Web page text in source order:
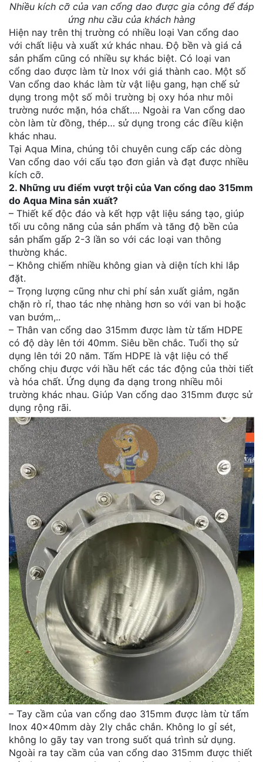
Nhiều kích cỡ của van cổng dao được gia công để đáp
ứng nhu cầu của khách hàng
Hiện nay trên thị trường có nhiều loại Van cổng dao
với chất liệu và xuất xứ khác nhau. Độ bền và giá cả
sản phẩm cũng có nhiều sự khác biệt. Có loại van
cổng dao được làm từ Inox với giá thành cao. Một số
Van cổng dao khác làm từ vật liệu gang, hạn chế sử
dụng trong một số môi trường bị oxy hóa như môi
trường nước mặn, hóa chất…. Ngoài ra Van cổng dao
còn làm từ đồng, thép… sử dụng trong các điều kiện
khác nhau.
Tại Aqua Mina, chúng tôi chuyên cung cấp các dòng
Van cổng dao với cấu tạo đơn giản và đạt được nhiều
kích cỡ.
2. Những ưu điểm vượt trội của Van cổng dao 315mm
do Aqua Mina sản xuất?
– Thiết kế độc đáo và kết hợp vật liệu sáng tạo, giúp
tối ưu công năng của sản phẩm và tăng độ bền của
sản phẩm gấp 2-3 lần so với các loại van thông
thường khác.
– Không chiếm nhiều không gian và diện tích khi lắp
đặt.
– Trọng lượng cũng như chi phí sản xuất giảm, ngăn
chặn rò rỉ, thao tác nhẹ nhàng hơn so với van bi hoặc
van bướm,..
– Thân van cổng dao 315mm được làm từ tấm HDPE
có độ dày lên tới 40mm. Siêu bền chắc. Tuổi thọ sử
dụng lên tới 20 năm. Tấm HDPE là vật liệu có thể
chống chịu được với hầu hết các tác động của thời tiết
và hóa chất. Ứng dụng đa dạng trong nhiều môi
trường khác nhau. Giúp Van cổng dao 315mm được sử
dụng rộng rãi.
– Tay cầm của van cổng dao 315mm được làm từ tấm
Inox 40x40mm dày 2ly chắc chắn. Không lo gỉ sét,
không lo gãy tay van trong suốt quá trình sử dụng.
Ngoài ra tay cầm của van cổng dao 315mm được thiết